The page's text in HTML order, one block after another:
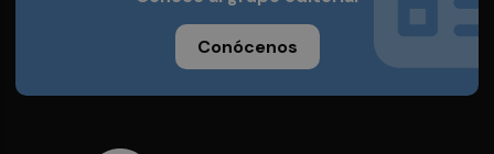
Conócenos